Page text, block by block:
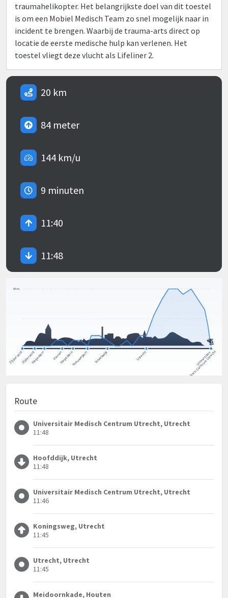
traumahelikopter. Het belangrijkste doel van dit toestel
is om een Mobiel Medisch Team zo snel mogelijk naar in
incident te brengen. Waarbij de trauma-arts direct op
locatie de eerste medische hulp kan verlenen. Het
toestel vliegt deze vlucht als Lifeliner 2.
20 km
84 meter
144 km/u
9 minuten
11:40
11:48
Route
Universitair Medisch Centrum Utrecht, Utrecht
11:48
Hoofddijk, Utrecht
11:48
Universitair Medisch Centrum Utrecht, Utrecht
11:46
Koningsweg, Utrecht
11:45
Utrecht, Utrecht
11:45
Meidoornkade, Houten